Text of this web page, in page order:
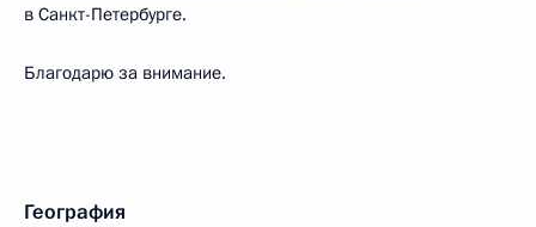
в Санкт-Петербурге.
Благодарю за внимание.
География